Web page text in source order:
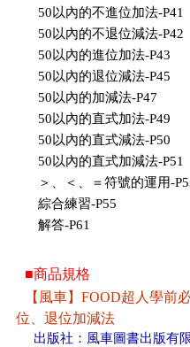
50以內的不進位加法-P41
50以內的不退位減法-P42
50以內的進位加法-P43
50以內的退位減法-P45
50以內的加減法-P47
50以內的直式加法-P49
50以內的直式減法-P50
50以內的直式加減法-P51
＞、＜、＝符號的運用-
綜合練習-P55
解答-P61
■商品規格
【風車】FOOD超人學前
位、退位加減法
出版社：風車圖書出版有